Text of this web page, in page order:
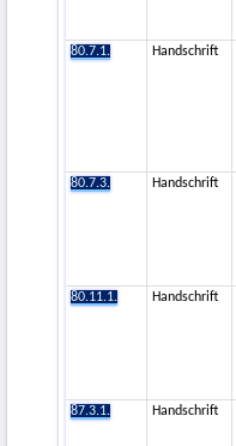
80.7.1.
Handschrift
80.7.3.
Handschrift
80.11.1.
Handschrift
87.3.1.
Handschrift